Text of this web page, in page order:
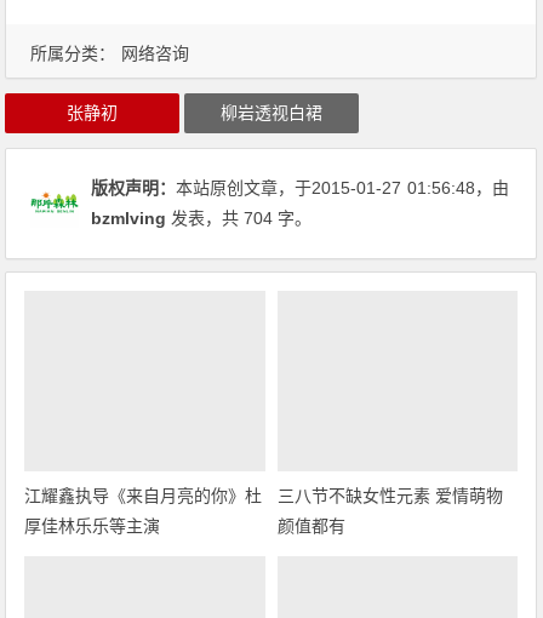
所属分类： 网络咨询
张静初 柳岩透视白裙
版权声明：本站原创文章，于2015-01-27 01:56:48，由
bzmlving 发表，共 704 字。
江耀鑫执导《来自月亮的你》杜
厚佳林乐乐等主演
三八节不缺女性元素 爱情萌物
颜值都有